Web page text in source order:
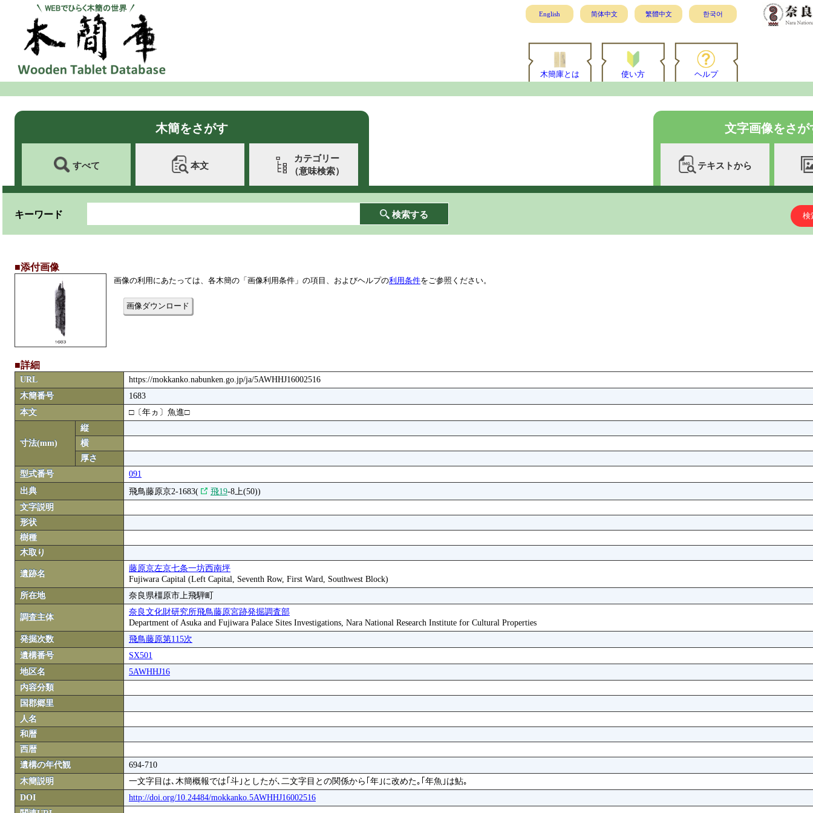
English 简体中文 繁體中文 한국어
木簡庫とは 使い方 ヘルプ
木簡をさがす
すべて 本文
カテゴリー
（意味検索）
文字画像をさが
テキストから
キーワード 検索する 検
■添付画像
画像の利用にあたっては、各木簡の「画像利用条件」の項目、およびヘルプの利用条件をご参照ください。
画像ダウンロード
■詳細
URL
https://mokkanko.nabunken.go.jp/ja/5AWHHJ16002516
木簡番号
1683
本文
□〔年ヵ〕魚進□
寸法(mm)
縦
横
厚さ
型式番号
091
出典
飛鳥藤原京2-1683( 飛19-8上(50))
文字説明
形状
樹種
木取り
遺跡名
藤原京左京七条一坊西南坪
Fujiwara Capital (Left Capital, Seventh Row, First Ward, Southwest Block)
所在地
奈良県橿原市上飛騨町
調査主体
奈良文化財研究所飛鳥藤原宮跡発掘調査部
Department of Asuka and Fujiwara Palace Sites Investigations, Nara National Research Institute for Cultural Properties
発掘次数
飛鳥藤原第115次
遺構番号
SX501
地区名
5AWHHJ16
内容分類
国郡郷里
人名
和暦
西暦
遺構の年代観
694-710
木簡説明
一文字目は､木簡概報では｢斗｣としたが､二文字目との関係から｢年｣に改めた｡｢年魚｣は鮎｡
DOI
http://doi.org/10.24484/mokkanko.5AWHHJ16002516